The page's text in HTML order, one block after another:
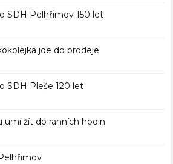
SDH Pelhřimov 150 let
jde do prodeje.
SDH Pleše 120 let
umí žít do ranních hodin